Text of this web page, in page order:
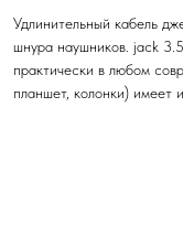
Удлинительный кабель
шнура наушников. jack
практически в любом
планшет, колонки) имеет